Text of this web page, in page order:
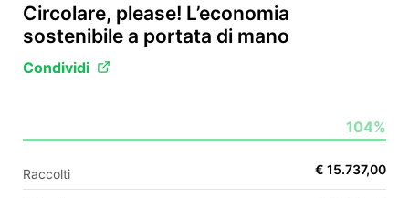
IT
ES
Circolare, please! L’economia
sostenibile a portata di mano
Condividi
104%
Raccolti € 15.737,00